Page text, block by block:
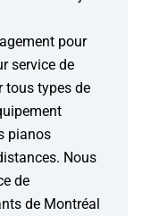
pour
service de
tous types de
pianos
Nous
de
de Montréal